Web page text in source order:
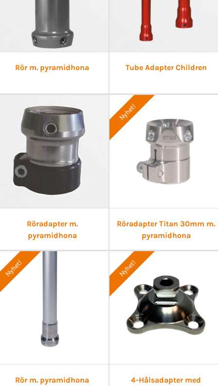
Rör m. pyramidhona Tube Adapter Children
Röradapter m.
pyramidhona
Nyhet!
Röradapter Titan 30mm m.
pyramidhona
Nyhet!
Rör m. pyramidhona
Nyhet!
4-Hålsadapter med